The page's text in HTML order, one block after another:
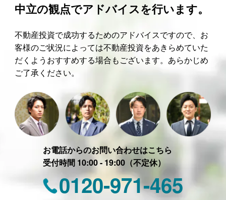
中立の観点でアドバイスを行います。
不動産投資で成功するためのアドバイスですので、お
客様のご状況によっては不動産投資をあきらめていた
だくようおすすめする場合もございます。あらかじめ
ご了承ください。
お電話からのお問い合わせはこちら
受付時間 10:00 - 19:00（不定休）
0120-971-465